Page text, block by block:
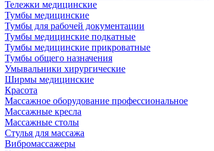
Тележки медицинские
Тумбы медицинские
Тумбы для рабочей документации
Тумбы медицинские подкатные
Тумбы медицинские прикроватные
Тумбы общего назначения
Умывальники хирургические
Ширмы медицинские
Красота
Массажное оборудование профессиональное
Массажные кресла
Массажные столы
Стулья для массажа
Вибромассажеры